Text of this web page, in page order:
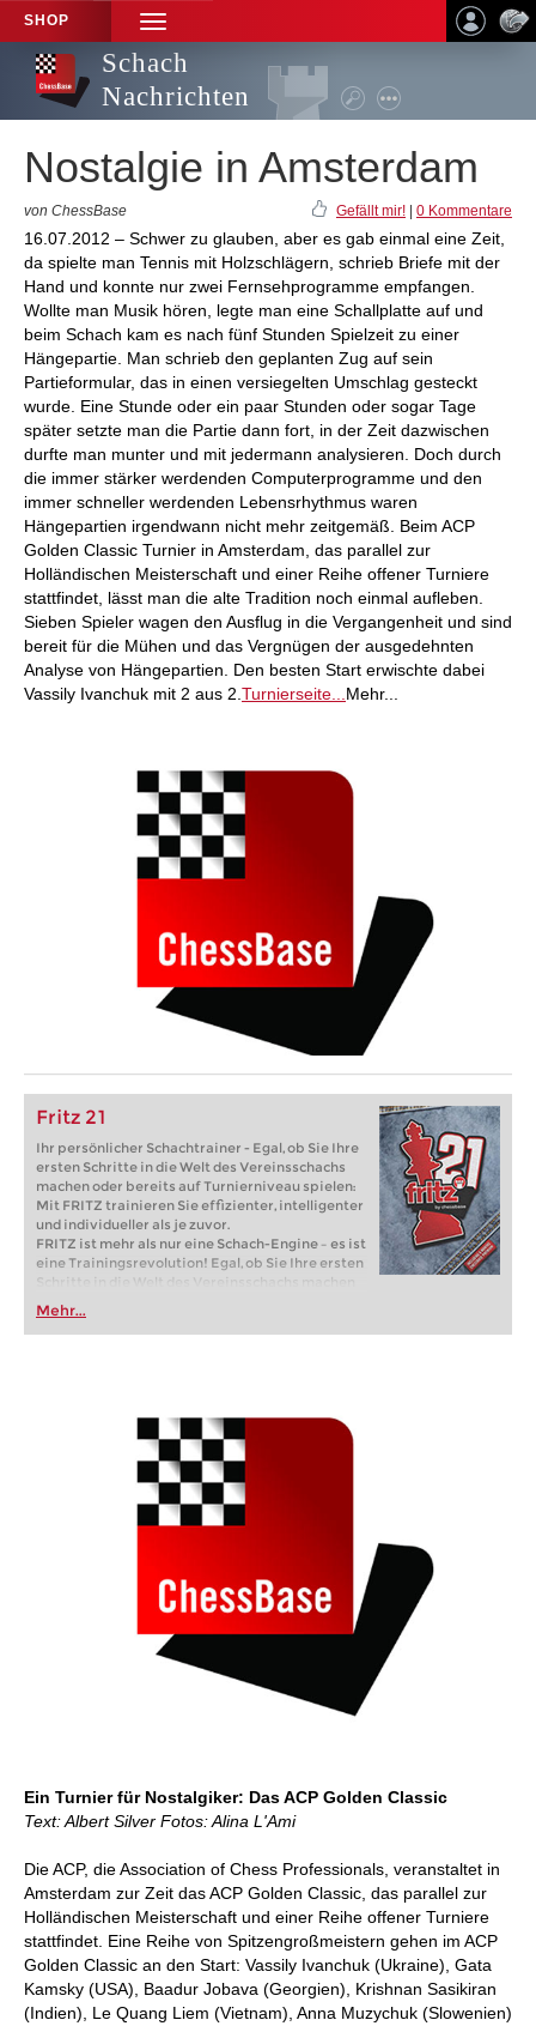
SHOP
TOGGLE
NAVIGATION
Schach
Nachrichten
Nostalgie in Amsterdam
von ChessBase Gefällt mir! 0 Kommentare
16.07.2012 – Schwer zu glauben, aber es gab einmal eine Zeit,
da spielte man Tennis mit Holzschlägern, schrieb Briefe mit der
Hand und konnte nur zwei Fernsehprogramme empfangen.
Wollte man Musik hören, legte man eine Schallplatte auf und
beim Schach kam es nach fünf Stunden Spielzeit zu einer
Hängepartie. Man schrieb den geplanten Zug auf sein
Partieformular, das in einen versiegelten Umschlag gesteckt
wurde. Eine Stunde oder ein paar Stunden oder sogar Tage
später setzte man die Partie dann fort, in der Zeit dazwischen
durfte man munter und mit jedermann analysieren. Doch durch
die immer stärker werdenden Computerprogramme und den
immer schneller werdenden Lebensrhythmus waren
Hängepartien irgendwann nicht mehr zeitgemäß. Beim ACP
Golden Classic Turnier in Amsterdam, das parallel zur
Holländischen Meisterschaft und einer Reihe offener Turniere
stattfindet, lässt man die alte Tradition noch einmal aufleben.
Sieben Spieler wagen den Ausflug in die Vergangenheit und sind
bereit für die Mühen und das Vergnügen der ausgedehnten
Analyse von Hängepartien. Den besten Start erwischte dabei
Vassily Ivanchuk mit 2 aus 2. Turnierseite... Mehr...
Fritz 21
Ihr persönlicher Schachtrainer - Egal, ob Sie Ihre
ersten Schritte in die Welt des Vereinsschachs
machen oder bereits auf Turnierniveau spielen:
Mit FRITZ trainieren Sie effizienter, intelligenter
und individueller als je zuvor.
FRITZ ist mehr als nur eine Schach-Engine – es ist
eine Trainingsrevolution! Egal, ob Sie Ihre ersten
Schritte in die Welt des Vereinsschachs machen
oder bereits auf Turnierniveau spielen: Mit
FRITZ trainieren Sie effizienter, intelligenter und
individueller als je zuvor.
Mehr...
Ein Turnier für Nostalgiker: Das ACP Golden Classic
Text: Albert Silver Fotos: Alina L'Ami
Die ACP, die Association of Chess Professionals, veranstaltet in
Amsterdam zur Zeit das ACP Golden Classic, das parallel zur
Holländischen Meisterschaft und einer Reihe offener Turniere
stattfindet. Eine Reihe von Spitzengroßmeistern gehen im ACP
Golden Classic an den Start: Vassily Ivanchuk (Ukraine), Gata
Kamsky (USA), Baadur Jobava (Georgien), Krishnan Sasikiran
(Indien), Le Quang Liem (Vietnam), Anna Muzychuk (Slowenien)